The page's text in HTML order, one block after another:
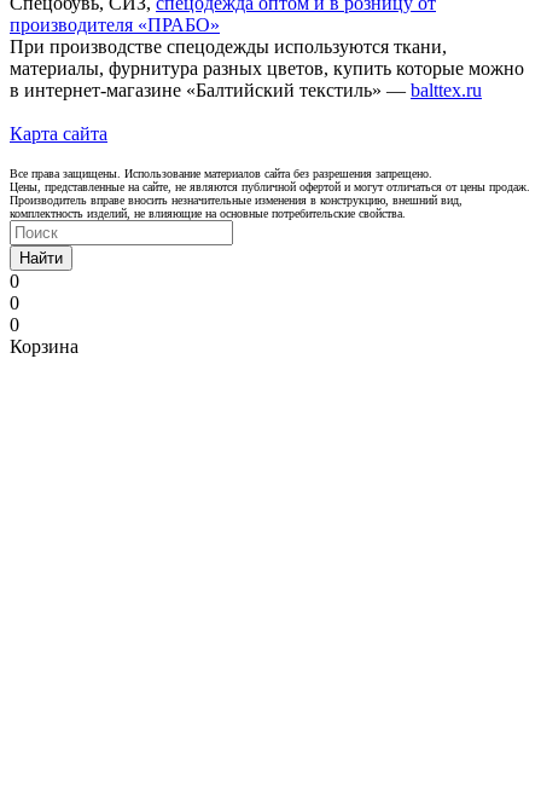
производителя «ПРАБО»
При производстве спецодежды используются ткани,
материалы, фурнитура разных цветов, купить которые можно
в интернет-магазине «Балтийский текстиль» — balttex.ru
Карта сайта
Все права защищены. Использование материалов сайта без разрешения запрещено.
Цены, представленные на сайте, не являются публичной офертой и могут отличаться от цены продаж.
Производитель вправе вносить незначительные изменения в конструкцию, внешний вид,
комплектность изделий, не влияющие на основные потребительские свойства.
Найти
0
0
0
Корзина